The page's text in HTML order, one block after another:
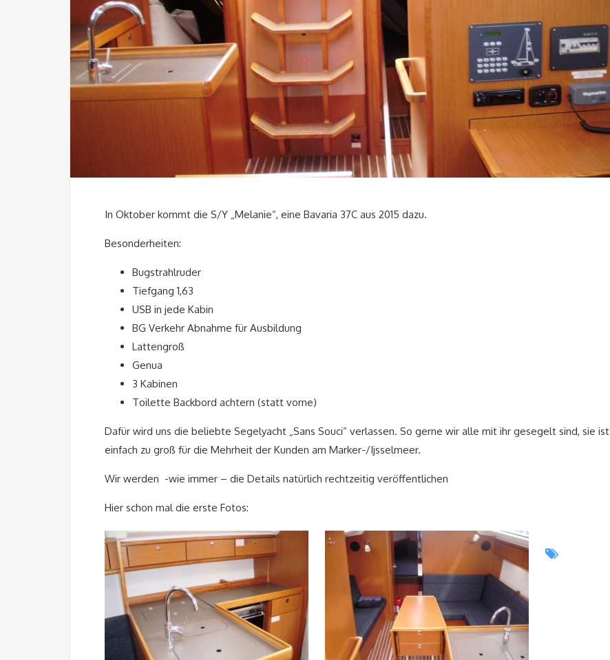
In Oktober kommt die S/Y „Melanie“, eine Bavaria 37C aus 2015 dazu.
Besonderheiten:
Bugstrahlruder
Tiefgang 1,63
USB in jede Kabin
BG Verkehr Abnahme für Ausbildung
Lattengroß
Genua
3 Kabinen
Toilette Backbord achtern (statt vorne)
Dafür wird uns die beliebte Segelyacht „Sans Souci“ verlassen. So gerne wir alle mit ihr gesegelt sind, sie ist
einfach zu groß für die Mehrheit der Kunden am Marker-/Ijsselmeer.
Wir werden -wie immer – die Details natürlich rechtzeitig veröffentlichen
Hier schon mal die erste Fotos: